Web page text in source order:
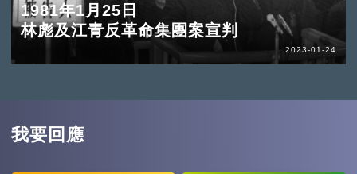
1981年1月25日
林彪及江青反革命集團案宣判
2023-01-24
我要回應